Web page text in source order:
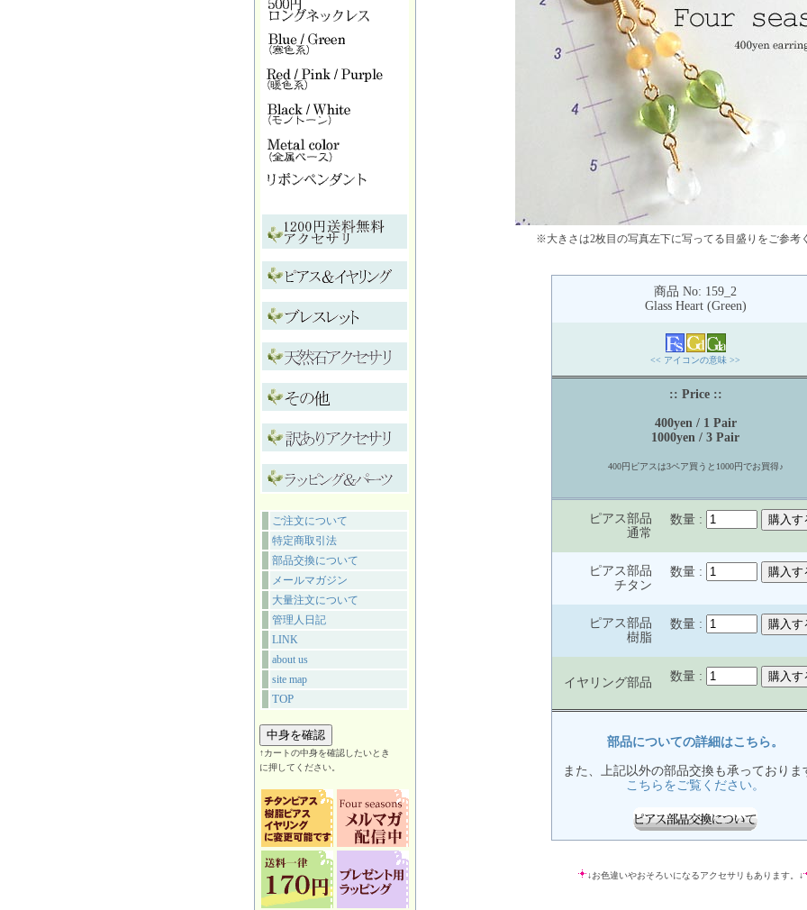
ご注文について
特定商取引法
部品交換について
メールマガジン
大量注文について
管理人日記
LINK
about us
site map
TOP
↑カートの中身を確認したいとき
に押してください。
※大きさは2枚目の写真左下に写ってる目盛りをご参考
商品 No: 159_2
Glass Heart (Green)
<< アイコンの意味 >>
:: Price ::
400yen / 1 Pair
1000yen / 3 Pair
400円ピアスは3ペア買うと1000円でお買得♪
ピアス部品
通常
数量 :
ピアス部品
チタン
数量 :
ピアス部品
樹脂
数量 :
イヤリング部品 数量 :
部品についての詳細はこちら。
また、上記以外の部品交換も承っておりま
こちらをご覧ください。
↓お色違いやおそろいになるアクセサリもあります。↓